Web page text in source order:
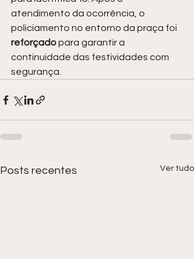
atendimento da ocorrência, o
policiamento no entorno da praça foi
reforçado para garantir a
continuidade das festividades com
segurança.
Posts recentes Ver tudo